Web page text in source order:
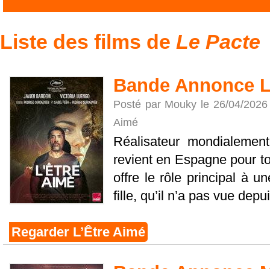
Liste des films de Le Pacte
Bande Annonce
Posté par Mouky le 26/04/
Aimé
Réalisateur
revient en Espagne pour
offre le rôle principal à
fille, qu’il n’a pas vue
Regarder L’Être Aimé